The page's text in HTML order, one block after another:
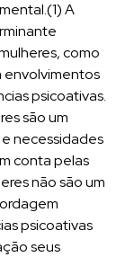
A
como
envolvimentos
psicoativas.
são um
necessidades
conta pelas
não são um
psicoativas
seus